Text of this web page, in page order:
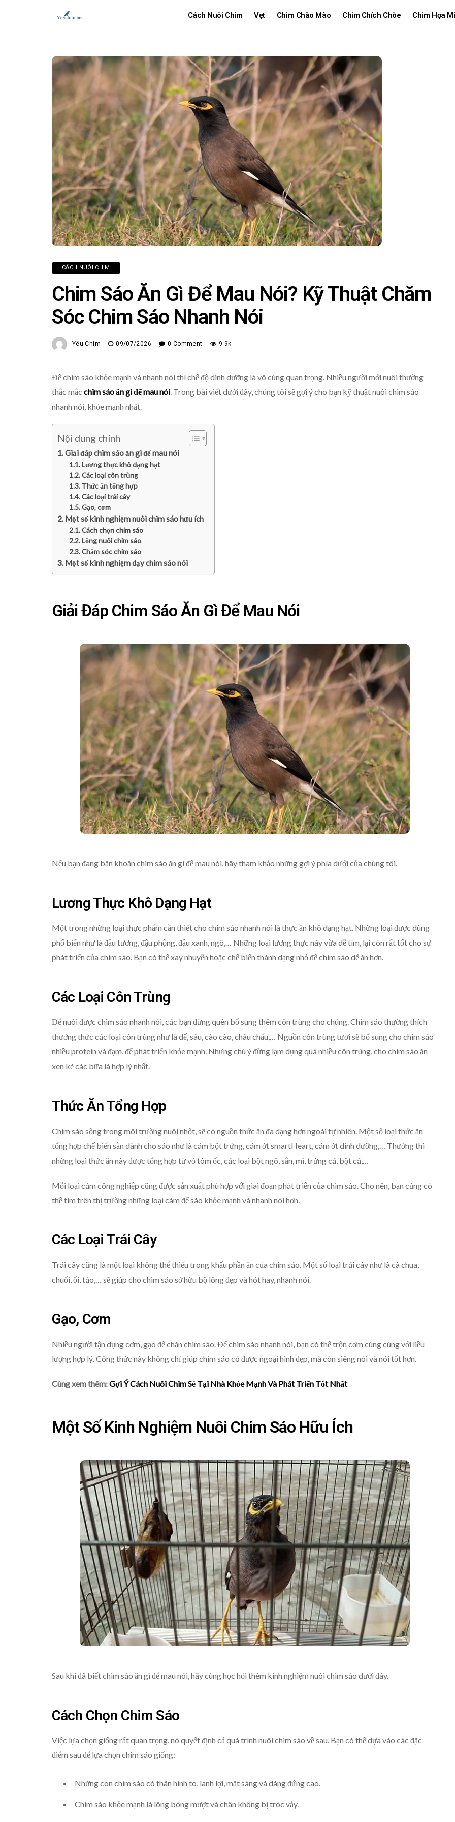
Cách Nuôi Chim Vẹt Chim Chào Mào Chim Chích Chòe Chim Họa Mi
CÁCH NUÔI CHIM
Chim Sáo Ăn Gì Để Mau Nói? Kỹ Thuật Chăm
Sóc Chim Sáo Nhanh Nói
Yêu Chim 09/07/2026 0 Comment 9.9k
Để chim sáo khỏe mạnh và nhanh nói thì chế độ dinh dưỡng là vô cùng quan trọng. Nhiều người mới nuôi thường
thắc mắc chim sáo ăn gì để mau nói. Trong bài viết dưới đây, chúng tôi sẽ gợi ý cho bạn kỹ thuật nuôi chim sáo
nhanh nói, khỏe mạnh nhất.
Nội dung chính
Giải đáp chim sáo ăn gì để mau nói
Lương thực khô dạng hạt
Các loại côn trùng
Thức ăn tổng hợp
Các loại trái cây
Gạo, cơm
Một số kinh nghiệm nuôi chim sáo hữu ích
Cách chọn chim sáo
Lồng nuôi chim sáo
Chăm sóc chim sáo
Một số kinh nghiệm dạy chim sáo nói
Giải Đáp Chim Sáo Ăn Gì Để Mau Nói
Nếu bạn đang băn khoăn chim sáo ăn gì để mau nói, hãy tham khảo những gợi ý phía dưới của chúng tôi.
Lương Thực Khô Dạng Hạt
Một trong những loại thực phẩm cần thiết cho chim sáo nhanh nói là thực ăn khô dạng hạt. Những loại được dùng
phổ biến như là đậu tương, đậu phộng, đậu xanh, ngô,… Những loại lương thực này vừa dễ tìm, lại còn rất tốt cho sự
phát triển của chim sáo. Bạn có thể xay nhuyễn hoặc chế biến thành dạng nhỏ để chim sáo dễ ăn hơn.
Các Loại Côn Trùng
Để nuôi được chim sáo nhanh nói, các bạn đừng quên bổ sung thêm côn trùng cho chúng. Chim sáo thường thích
thưởng thức các loại côn trùng như là dế, sâu, cào cào, châu chấu,… Nguồn côn trùng tươi sẽ bổ sung cho chim sáo
nhiều protein và đạm, để phát triển khỏe mạnh. Nhưng chú ý đừng lạm dụng quá nhiều côn trùng, cho chim sáo ăn
xen kẽ các bữa là hợp lý nhất.
Thức Ăn Tổng Hợp
Chim sáo sống trong môi trường nuôi nhốt, sẽ có nguồn thức ăn đa dạng hơn ngoài tự nhiên. Một số loại thức ăn
tổng hợp chế biến sẵn dành cho sáo như là cám bột trứng, cám ớt smartHeart, cám ớt dinh dưỡng,… Thường thì
những loại thức ăn này được tổng hợp từ vỏ tôm ốc, các loại bột ngô, sắn, mì, trứng cá, bột cá,…
Mỗi loại cám công nghiệp cũng được sản xuất phù hợp với giai đoạn phát triển của chim sáo. Cho nên, bạn cũng có
thể tìm trên thị trường những loại cám để sáo khỏe mạnh và nhanh nói hơn.
Các Loại Trái Cây
Trái cây cũng là một loại không thể thiếu trong khẩu phần ăn của chim sáo. Một số loại trái cây như là cà chua,
chuối, ổi, táo,… sẽ giúp cho chim sáo sở hữu bộ lông đẹp và hót hay, nhanh nói.
Gạo, Cơm
Nhiều người tận dụng cơm, gạo để chăn chim sáo. Để chim sáo nhanh nói, bạn có thể trộn cơm cùng cùng với liều
lượng hợp lý. Công thức này không chỉ giúp chim sáo có được ngoại hình đẹp, mà còn siêng nói và nói tốt hơn.
Cùng xem thêm:Gợi Ý Cách Nuôi Chim Sẻ Tại Nhà Khỏe Mạnh Và Phát Triển Tốt Nhất
Một Số Kinh Nghiệm Nuôi Chim Sáo Hữu Ích
Sau khi đã biết chim sáo ăn gì để mau nói, hãy cùng học hỏi thêm kinh nghiệm nuôi chim sáo dưới đây.
Cách Chọn Chim Sáo
Việc lựa chọn giống rất quan trọng, nó quyết định cả quá trình nuôi chim sáo về sau. Bạn có thể dựa vào các đặc
điểm sau để lựa chọn chim sáo giống:
Những con chim sáo có thân hình to, lanh lợi, mắt sáng và dáng đứng cao.
Chim sáo khỏe mạnh là lông bóng mượt và chân không bị tróc vảy.
Cách Nuôi Chim Hút Mật Đúng
Kỹ Thuật Và Phân Biệt Chim
Trống Mái
Yêu Chim 04/07/2026